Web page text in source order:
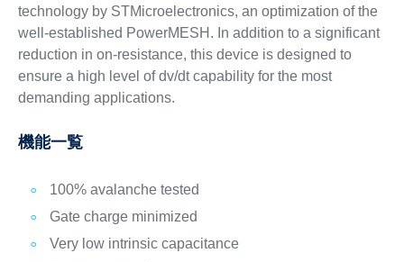
technology by STMicroelectronics, an optimization of the
well-established PowerMESH. In addition to a significant
reduction in on-resistance, this device is designed to
ensure a high level of dv/dt capability for the most
demanding applications.
機能一覧
100% avalanche tested
Gate charge minimized
Very low intrinsic capacitance